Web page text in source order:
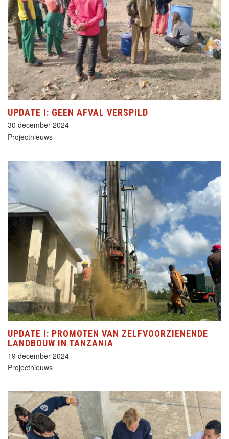
UPDATE I: GEEN AFVAL VERSPILD
30 december 2024
Projectnieuws
UPDATE I: PROMOTEN VAN ZELFVOORZIENENDE
LANDBOUW IN TANZANIA
19 december 2024
Projectnieuws